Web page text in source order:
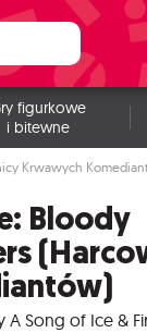
figurkowe
i bitewne
Krwawych
Bloody
A Song of Ice &